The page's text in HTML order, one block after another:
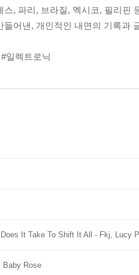
스, 파리, 브라질, 멕시코, 필리핀
들어낸, 개인적인 내면의 기록과
일렉트로닉
Does It Take To Shift It All - Fkj, Lucy
Baby Rose